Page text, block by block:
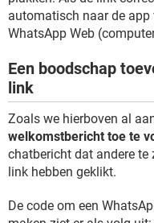
automatisch naar de
WhatsApp Web
Een boodschap
link
Zoals we hierboven al
welkomstbericht toe te
chatbericht dat andere te
link hebben geklikt.
De code om een